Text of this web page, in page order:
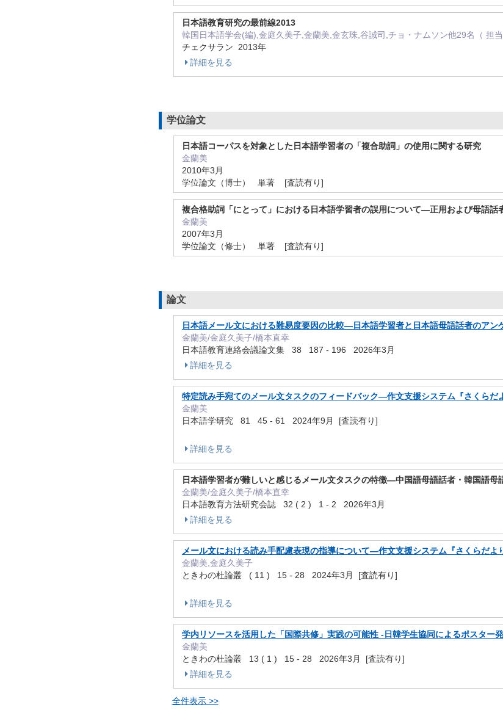
日本語教育研究の最前線2013
韓国日本語学会(編),金庭久美子,金蘭美,金玄珠,谷誠司,チョ・ナムソン他29名（ 担当
チェクサラン 2013年
詳細を見る
学位論文
日本語コーパスを対象とした日本語学習者の「複合助詞」の使用に関する研究
金蘭美
2010年3月
学位論文（博士） 単著 [査読有り]
複合格助詞「にとって」における日本語学習者の誤用について―正用および母語
金蘭美
2007年3月
学位論文（修士） 単著 [査読有り]
論文
日本語メール文における難易度要因の比較―日本語学習者と日本語母語話者のア
金蘭美/金庭久美子/橋本直幸
日本語教育連絡会議論文集 38 187 - 196 2026年3月
詳細を見る
特定読み手宛てのメール文タスクのフィードバック―作文支援システム『さくら
金蘭美
日本語学研究 81 45 - 61 2024年9月 [査読有り]
詳細を見る
日本語学習者が難しいと感じるメール文タスクの特徴―中国語母語話者・韓国語
金蘭美/金庭久美子/橋本直幸
日本語教育方法研究会誌 32 ( 2 ) 1 - 2 2026年3月
詳細を見る
メール文における読み手配慮表現の指導について―作文支援システム『さくらだ
金蘭美,金庭久美子
ときわの杜論叢 ( 11 ) 15 - 28 2024年3月 [査読有り]
詳細を見る
学内リソースを活用した「国際共修」実践の可能性 ‐日韓学生協同によるポスター
金蘭美
ときわの杜論叢 13 ( 1 ) 15 - 28 2026年3月 [査読有り]
詳細を見る
全件表示 >>